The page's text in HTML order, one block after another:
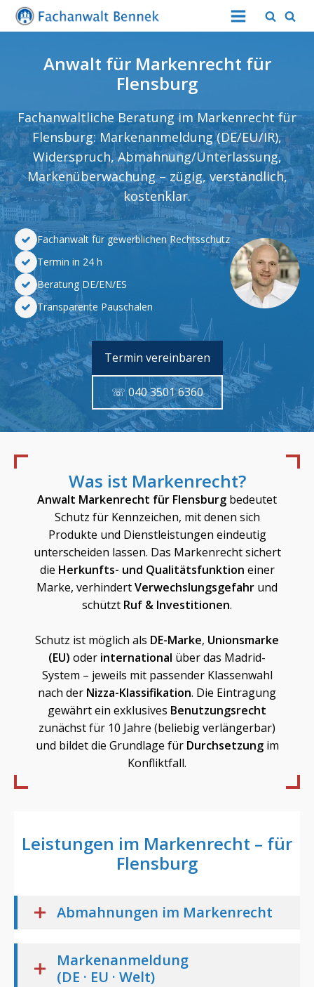
Anwalt für Markenrecht für
Flensburg
Fachanwaltliche Beratung im Markenrecht für
Flensburg: Markenanmeldung (DE/EU/IR),
Widerspruch, Abmahnung/Unterlassung,
Markenüberwachung – zügig, verständlich,
kostenklar.
Fachanwalt für gewerblichen Rechtsschutz
Termin in 24 h
Beratung DE/EN/ES
Transparente Pauschalen
Termin vereinbaren
☏ 040 3501 6360
Was ist Markenrecht?
Anwalt Markenrecht für Flensburg bedeutet
Schutz für Kennzeichen, mit denen sich
Produkte und Dienstleistungen eindeutig
unterscheiden lassen. Das Markenrecht sichert
die Herkunfts- und Qualitätsfunktion einer
Marke, verhindertVerwechslungsgefahr und
schützt Ruf & Investitionen.
Schutz ist möglich als DE-Marke, Unionsmarke
(EU) oder international über das Madrid-
System – jeweils mit passender Klassenwahl
nach der Nizza-Klassifikation. Die Eintragung
gewährt ein exklusives Benutzungsrecht
zunächst für 10 Jahre (beliebig verlängerbar)
und bildet die Grundlage für Durchsetzungim
Konfliktfall.
Leistungen im Markenrecht – für
Flensburg
Abmahnungen im Markenrecht
Markenanmeldung
(DE · EU · Welt)